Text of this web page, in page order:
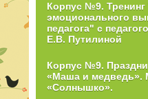
Корпус №9.
эмоционального
педагога" с
Е.В. Путилиной
Корпус №9.
«Маша и медведь».
«Солнышко».